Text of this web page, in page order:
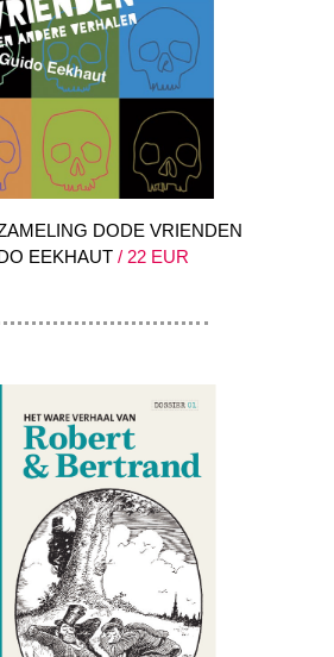
DODE VRIENDEN
EEKHAUT / 22 EUR